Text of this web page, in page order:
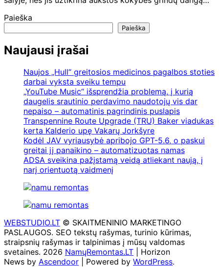
Paieška
Paieška
Naujausi įrašai
Naujos „Hull“ greitosios medicinos pagalbos stoties
darbai vyksta sveiku tempu
„YouTube Music“ išsprendžia problemą, į kurią
daugelis srautinio perdavimo naudotojų vis dar
nepaiso – automatinis pagrindinis puslapis
Transpennine Route Upgrade (TRU) Baker viadukas
kerta Kalderio upę Vakarų Jorkšyre
Kodėl JAV vyriausybė apribojo GPT-5.6, o paskui
greitai jį panaikino – automatizuotas namas
ADSA sveikina pažįstamą veidą atliekant naują, į
narį orientuotą vaidmenį
WEBSTUDIO.LT © SKAITMENINIO MARKETINGO
PASLAUGOS. SEO tekstų rašymas, turinio kūrimas,
straipsnių rašymas ir talpinimas į mūsų valdomas
svetaines. 2026 NamųRemontas.LT | Horizon
News by Ascendoor | Powered by WordPress.